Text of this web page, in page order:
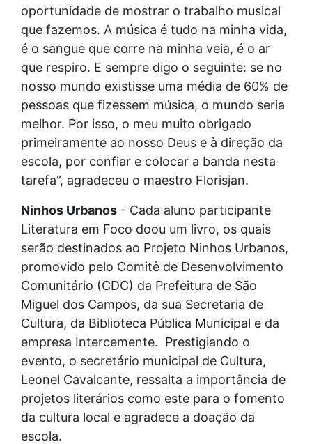
oportunidade de mostrar o trabalho musical
que fazemos. A música é tudo na minha vida,
é o sangue que corre na minha veia, é o ar
que respiro. E sempre digo o seguinte: se no
nosso mundo existisse uma média de 60% de
pessoas que fizessem música, o mundo seria
melhor. Por isso, o meu muito obrigado
primeiramente ao nosso Deus e à direção da
escola, por confiar e colocar a banda nesta
tarefa”, agradeceu o maestro Florisjan.
Ninhos Urbanos - Cada aluno participante
Literatura em Foco doou um livro, os quais
serão destinados ao Projeto Ninhos Urbanos,
promovido pelo Comitê de Desenvolvimento
Comunitário (CDC) da Prefeitura de São
Miguel dos Campos, da sua Secretaria de
Cultura, da Biblioteca Pública Municipal e da
empresa Intercemente. Prestigiando o
evento, o secretário municipal de Cultura,
Leonel Cavalcante, ressalta a importância de
projetos literários como este para o fomento
da cultura local e agradece a doação da
escola.